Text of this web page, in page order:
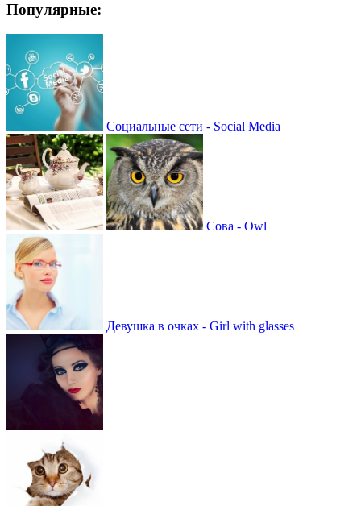
Популярные:
Социальные сети - Social Media
Сова - Owl
Девушка в очках - Girl with glasses